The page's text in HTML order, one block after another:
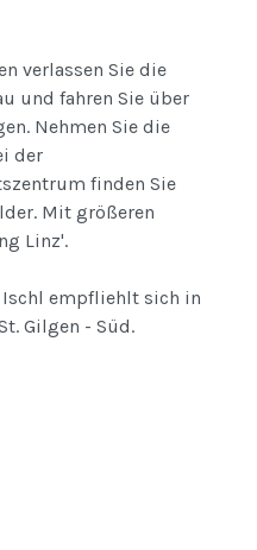
verlassen Sie die
und fahren Sie über
Nehmen Sie die
der
finden Sie
Mit größeren
Linz'.
Ischl empfliehlt sich in
Gilgen - Süd.